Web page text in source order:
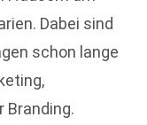
Dabei sind
schon lange
Branding.